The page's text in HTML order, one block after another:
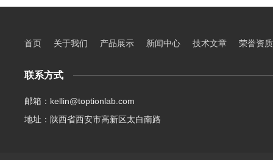
首页 关于我们 产品展示 新闻中心 技术文章 荣誉资质
联系方式
邮箱：kellin@toptionlab.com
地址：陕西省西安市高新区太白南路